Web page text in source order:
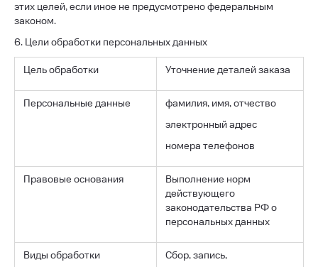
этих целей, если иное не предусмотрено федеральным
законом.
6. Цели обработки персональных данных
Цель обработки Уточнение деталей заказа
Персональные данные
фамилия, имя, отчество
электронный адрес
номера телефонов
Правовые основания
Выполнение норм
действующего
законодательства РФ о
персональных данных
Виды обработки
Сбор, запись,